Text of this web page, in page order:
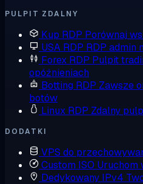
PULPIT ZDALNY
Kup RDP Porównaj
USA RDP RDP admin
Forex RDP Pulpit
opóźnieniach
Botting RDP Zawsze
botów
Linux RDP Zdalny
DODATKI
VPS do
Custom ISO Uruchom
Dedykowany IPv4